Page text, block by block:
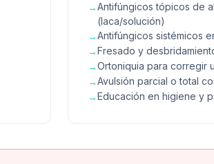
→Antifúngicos tópicos de
(laca/solución)
→Antifúngicos sistémicos
→Fresado y
→Ortoniquia para corregir
→Avulsión parcial o total
→Educación en higiene y